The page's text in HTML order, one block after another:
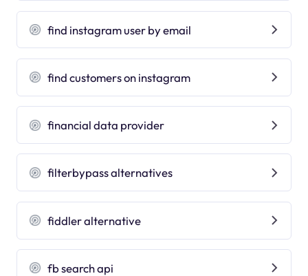
find instagram user by email
find customers on instagram
financial data provider
filterbypass alternatives
fiddler alternative
fb search api